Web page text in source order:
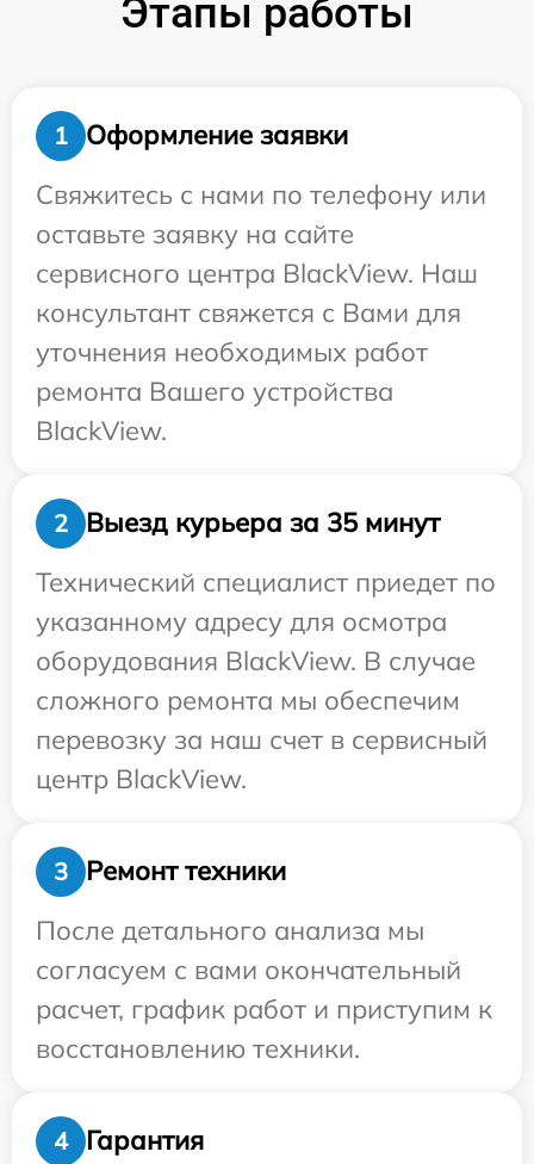
Этапы работы
1
Оформление заявки
Свяжитесь с нами по телефону или
оставьте заявку на сайте
сервисного центра BlackView. Наш
консультант свяжется с Вами для
уточнения необходимых работ
ремонта Вашего устройства
BlackView.
2
Выезд курьера за 35 минут
Технический специалист приедет по
указанному адресу для осмотра
оборудования BlackView. В случае
сложного ремонта мы обеспечим
перевозку за наш счет в сервисный
центр BlackView.
3
Ремонт техники
После детального анализа мы
согласуем с вами окончательный
расчет, график работ и приступим к
восстановлению техники.
4 Гарантия